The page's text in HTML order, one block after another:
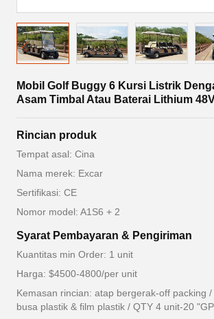
Mobil Golf Buggy 6 Kursi Listrik
Asam Timbal Atau Baterai Lithium
Rincian produk
Tempat asal: Cina
Nama merek: Excar
Sertifikasi: CE
Nomor model: A1S6 + 2
Syarat Pembayaran & Pengiriman
Kuantitas min Order: 1 unit
Harga: $4500-4800/per unit
Kemasan rincian: atap bergerak-off packing
busa plastik & film plastik / QTY 4 unit-20 "GP